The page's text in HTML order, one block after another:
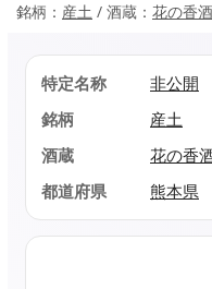
銘柄： 産土 / 酒蔵： 花の香
特定名称
非公開
銘柄
産土
酒蔵
花の香
都道府県
熊本県